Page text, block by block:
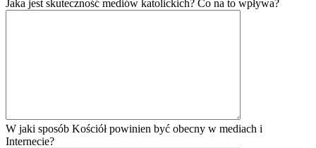
Jaka jest skuteczność mediów katolickich? Co na to wpływa?
W jaki sposób Kościół powinien być obecny w mediach i
Internecie?